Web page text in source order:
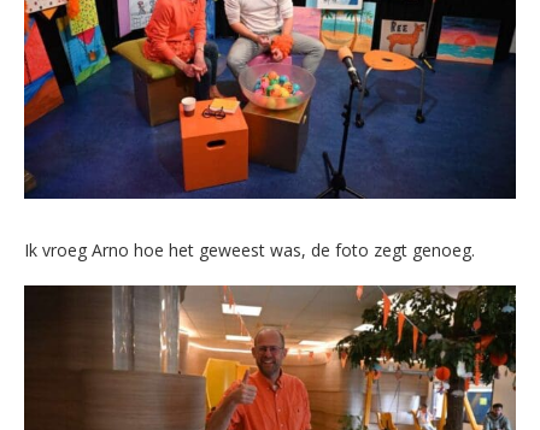
Ik vroeg Arno hoe het geweest was, de foto zegt genoeg.